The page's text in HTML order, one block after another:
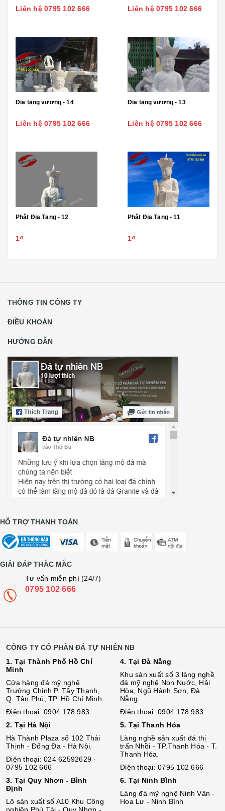
Liên hệ 0795 102 666 Liên hệ 0795 102 666
Địa tạng vương - 14
Liên hệ 0795 102 666
Địa tạng vương - 13
Liên hệ 0795 102 666
Phật Địa Tạng - 12
1₫
Phật Địa Tạng - 11
1₫
THÔNG TIN CÔNG TY
ĐIỀU KHOẢN
HƯỚNG DẪN
HỖ TRỢ THANH TOÁN
GIẢI ĐÁP THẮC MẮC
Tư vấn miễn phí (24/7)
0795 102 666
CÔNG TY CỔ PHẦN ĐÁ TỰ NHIÊN NB
1. Tại Thành Phố Hồ Chí
Minh
Cửa hàng đá mỹ nghệ
Trường Chinh P. Tây Thạnh,
Q. Tân Phú, TP. Hồ Chí Minh.
Điện thoại: 0904 178 983
2. Tại Hà Nội
Hà Thành Plaza số 102 Thái
Thịnh - Đống Đa - Hà Nội.
Điện thoại: 024 62592629 -
0795 102 666
3. Tại Quy Nhơn - Bình
Định
Lô sản xuất số A10 Khu Công
nghiệp Phú Tài - Quy Nhơn -
4. Tại Đà Nẵng
Khu sản xuất số 3 làng nghề
đá mỹ nghệ Non Nước, Hải
Hòa, Ngũ Hành Sơn, Đà
Nẵng.
Điện thoại: 0904 178 983
5. Tại Thanh Hóa
Làng nghề sản xuất đá thị
trấn Nhồi - TP.Thanh Hóa - T.
Thanh Hóa.
Điện thoại: 0795 102 666
6. Tại Ninh Bình
Làng đá mỹ nghệ Ninh Vân -
Hoa Lư - Ninh Bình